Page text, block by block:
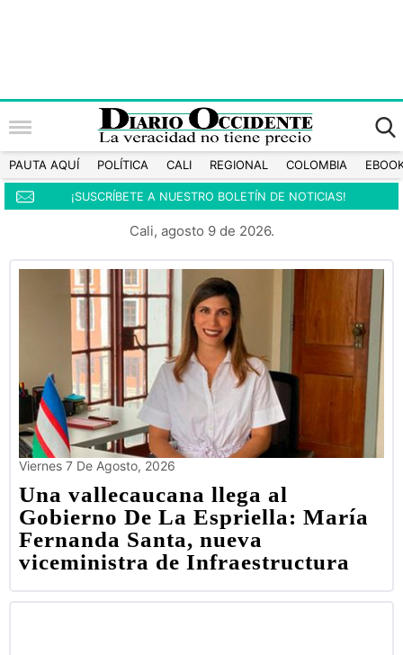
PAUTA AQUÍ POLÍTICA CALI REGIONAL COLOMBIA
¡SUSCRÍBETE A NUESTRO BOLETÍN DE NOTICIAS!
Cali, agosto 9 de 2026.
Viernes 7 De Agosto, 2026
Una vallecaucana llega al
Gobierno De La Espriella: María
Fernanda Santa, nueva
viceministra de Infraestructura